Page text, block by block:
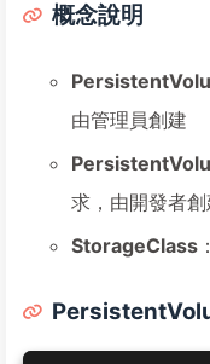
概念說明
由管理員創建
求，由開發者創
StorageClass